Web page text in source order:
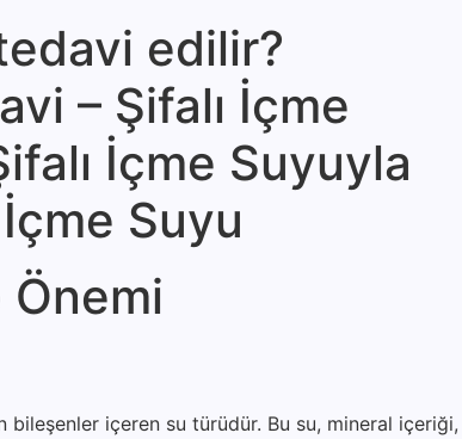
edilir?
– Şifalı İçme
İçme Suyuyla
Suyu
Önemi
bileşenler içeren su türüdür. Bu su, mineral içeriği,